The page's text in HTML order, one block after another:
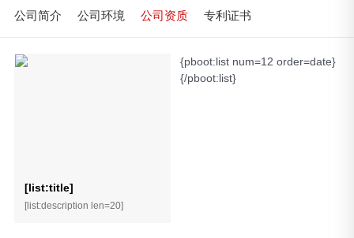
公司简介 公司环境 公司资质 专利证书
{pboot:list num=12 order=date}
[list:title]
[list:description len=20]
{/pboot:list}